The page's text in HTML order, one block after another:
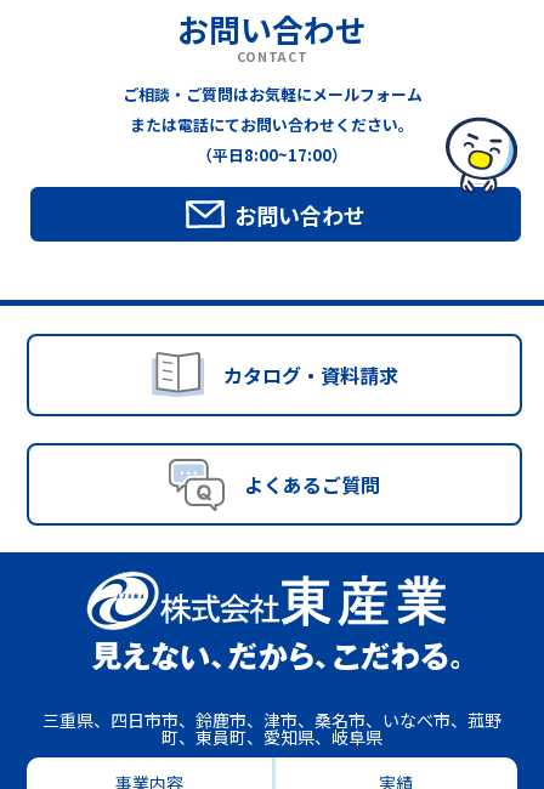
お問い合わせ
CONTACT
ご相談・ご質問はお気軽にメールフォーム
または電話にてお問い合わせください。
（平日8:00~17:00）
お問い合わせ
カタログ・資料請求
よくあるご質問
三重県、四日市市、鈴鹿市、津市、桑名市、いなべ市、菰野
町、東員町、愛知県、岐阜県
事業内容
実績